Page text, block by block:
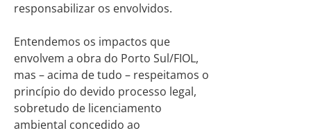
responsabilizar os envolvidos.
Entendemos os impactos que
envolvem a obra do Porto Sul/FIOL,
mas – acima de tudo – respeitamos o
princípio do devido processo legal,
sobretudo de licenciamento
ambiental concedido ao